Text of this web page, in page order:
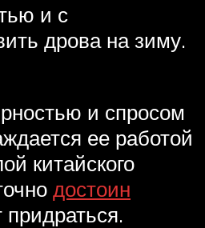
и с
дрова на зиму.
и спросом
ее работой
китайского
достоин
придраться.